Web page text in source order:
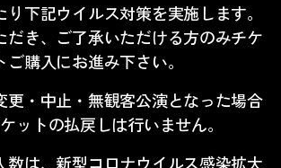
下記ウイルス対策を実施します。
だき、ご了承いただける方のみチケ
ご購入にお進み下さい。
更・中止・無観客公演となった場合
ットの払戻しは行いません。
数は、新型コロナウイルス感染拡大